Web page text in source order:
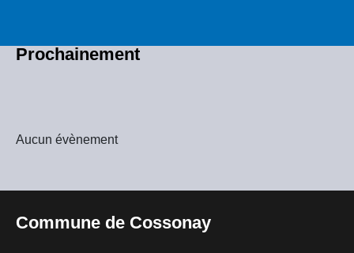
Prochainement
Aucun évènement
Commune de Cossonay